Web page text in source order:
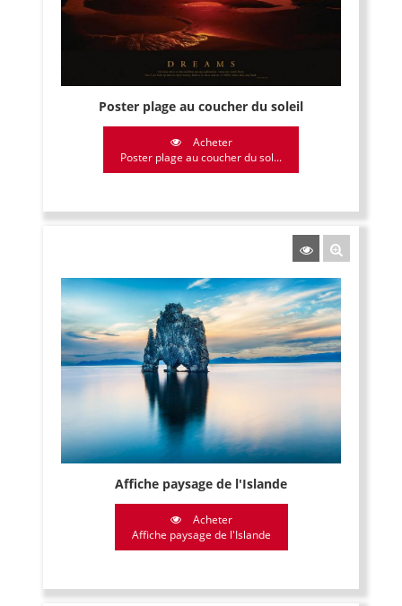
Poster plage au coucher du soleil
Acheter
Poster plage au coucher du sol...
Affiche paysage de l'Islande
Acheter
Affiche paysage de l'Islande